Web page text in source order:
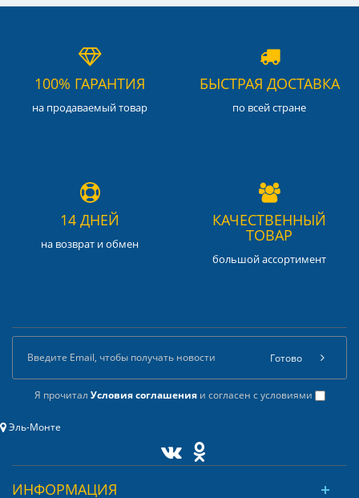
100% ГАРАНТИЯ
на продаваемый товар
БЫСТРАЯ ДОСТАВКА
по всей стране
14 ДНЕЙ
на возврат и обмен
КАЧЕСТВЕННЫЙ
ТОВАР
большой ассортимент
Я прочитал Условия соглашенияи согласен с условиями
Готово
Эль-Монте
ИНФОРМАЦИЯ